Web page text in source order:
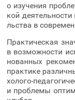
о изучения
кой
льства в
Практическая
в возможности
нованных
практике
холого-
и проблемы